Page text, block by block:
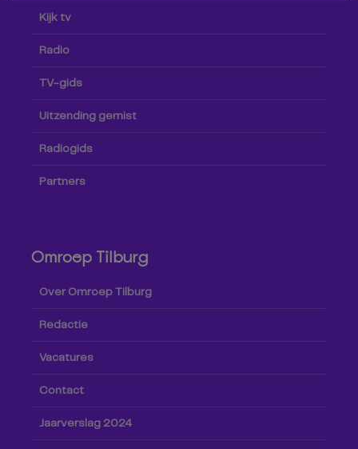
Kijk tv
Radio
TV-gids
Uitzending gemist
Radiogids
Partners
Omroep Tilburg
Over Omroep Tilburg
Redactie
Vacatures
Contact
Jaarverslag 2024